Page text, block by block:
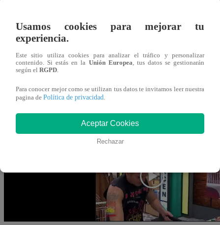
visita del jurado de “El Gran Chef Famosos”. Aunque,
brunoise”. Ante ello, la exconductora de televisión solo
Este miércoles 18 de octubre, se vive un nuevo capítulo
Famosos”. Mónica Zevallos, Renato Rossini, Tilsa
enfrentan en la cocina para salvarse de la Noche de
Usamos cookies para mejorar tu
experiencia.
Este sitio utiliza cookies para analizar el tráfico y personalizar
contenido. Si estás en la Unión Europea , tus datos se gestionarán
según el RGPD
Para conocer mejor como se utilizan tus datos te invitamos leer nuestra
pagina de Política de privacidad
Aceptar Cookies
Rechazar